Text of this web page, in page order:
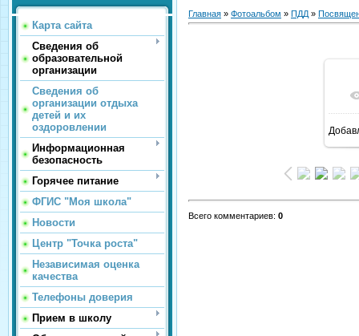
Карта сайта
Сведения об
образовательной
организации
Сведения об
организации отдыха
детей и их
оздоровлении
Информационная
безопасность
Горячее питание
ФГИС "Моя школа"
Новости
Центр "Точка роста"
Независимая оценка
качества
Телефоны доверия
Прием в школу
Главная » Фотоальбом » ПДД »
Всего комментариев: 0